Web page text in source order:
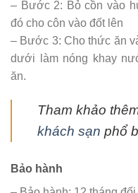
– Bước 2: Bỏ cồn vào
đó cho côn vào đốt lên
– Bước 3: Cho thức ăn
dưới làm nóng khay
ăn.
Tham khảo
khách sạn phổ
Bảo hành